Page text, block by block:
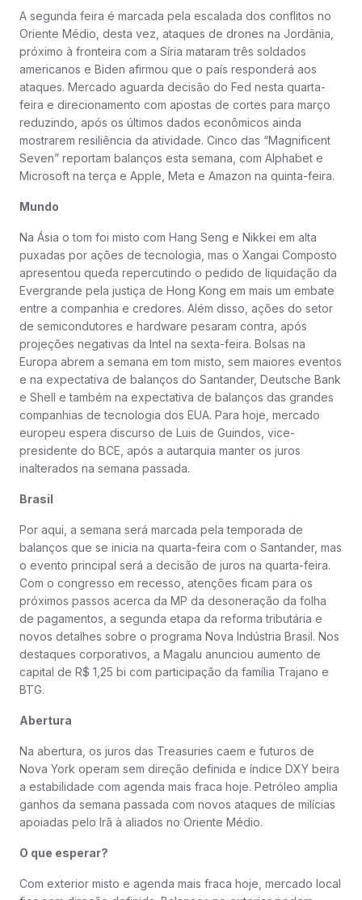
A segunda feira é marcada pela escalada dos conflitos no
Oriente Médio, desta vez, ataques de drones na Jordânia,
próximo à fronteira com a Síria mataram três soldados
americanos e Biden afirmou que o país responderá aos
ataques. Mercado aguarda decisão do Fed nesta quarta-
feira e direcionamento com apostas de cortes para março
reduzindo, após os últimos dados econômicos ainda
mostrarem resiliência da atividade. Cinco das “Magnificent
Seven” reportam balanços esta semana, com Alphabet e
Microsoft na terça e Apple, Meta e Amazon na quinta-feira.
Mundo
Na Ásia o tom foi misto com Hang Seng e Nikkei em alta
puxadas por ações de tecnologia, mas o Xangai Composto
apresentou queda repercutindo o pedido de liquidação da
Evergrande pela justiça de Hong Kong em mais um embate
entre a companhia e credores. Além disso, ações do setor
de semicondutores e hardware pesaram contra, após
projeções negativas da Intel na sexta-feira. Bolsas na
Europa abrem a semana em tom misto, sem maiores eventos
e na expectativa de balanços do Santander, Deutsche Bank
e Shell e também na expectativa de balanços das grandes
companhias de tecnologia dos EUA. Para hoje, mercado
europeu espera discurso de Luis de Guindos, vice-
presidente do BCE, após a autarquia manter os juros
inalterados na semana passada.
Brasil
Por aqui, a semana será marcada pela temporada de
balanços que se inicia na quarta-feira com o Santander, mas
o evento principal será a decisão de juros na quarta-feira.
Com o congresso em recesso, atenções ficam para os
próximos passos acerca da MP da desoneração da folha
de pagamentos, a segunda etapa da reforma tributária e
novos detalhes sobre o programa Nova Indústria Brasil. Nos
destaques corporativos, a Magalu anunciou aumento de
capital de R$ 1,25 bi com participação da família Trajano e
BTG.
Abertura
Na abertura, os juros das Treasuries caem e futuros de
Nova York operam sem direção definida e índice DXY beira
a estabilidade com agenda mais fraca hoje. Petróleo amplia
ganhos da semana passada com novos ataques de milícias
apoiadas pelo Irã à aliados no Oriente Médio.
O que esperar?
Com exterior misto e agenda mais fraca hoje, mercado local